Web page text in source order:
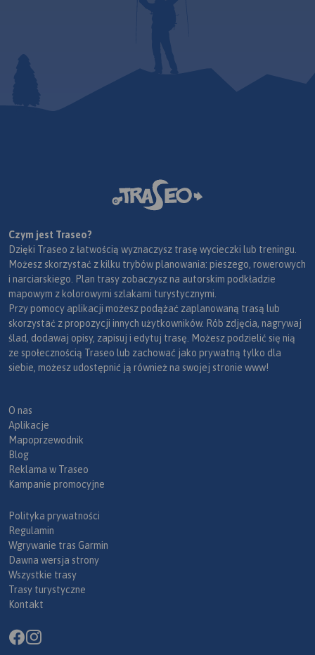
Czym jest Traseo?
Dzięki Traseo z łatwością wyznaczysz trasę wycieczki lub treningu.
Możesz skorzystać z kilku trybów planowania: pieszego, rowerowych
i narciarskiego. Plan trasy zobaczysz na autorskim podkładzie
mapowym z kolorowymi szlakami turystycznymi.
Przy pomocy aplikacji możesz podążać zaplanowaną trasą lub
skorzystać z propozycji innych użytkowników. Rób zdjęcia, nagrywaj
ślad, dodawaj opisy, zapisuj i edytuj trasę. Możesz podzielić się nią
ze społecznością Traseo lub zachować jako prywatną tylko dla
siebie, możesz udostępnić ją również na swojej stronie www!
O nas
Aplikacje
Mapoprzewodnik
Blog
Reklama w Traseo
Kampanie promocyjne
Polityka prywatności
Regulamin
Wgrywanie tras Garmin
Dawna wersja strony
Wszystkie trasy
Trasy turystyczne
Kontakt